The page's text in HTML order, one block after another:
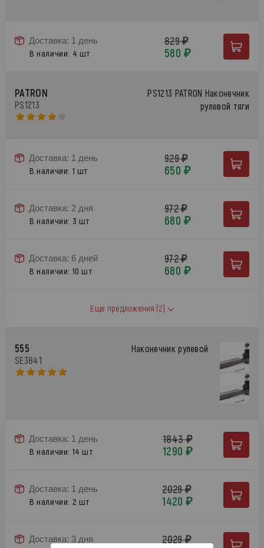
Доставка: 1 день
В наличии: 4 шт
829 ₽
580 ₽
PATRON
PS1213
PS1213 PATRON Наконечник
рулевой тяги
Доставка: 1 день
В наличии: 1 шт
929 ₽
650 ₽
Доставка: 2 дня
В наличии: 3 шт
972 ₽
680 ₽
Доставка: 6 дней
В наличии: 10 шт
972 ₽
680 ₽
Еще предложения (2)
555
SE3841
Наконечник рулевой
Доставка: 1 день
В наличии: 14 шт
1843 ₽
1290 ₽
Доставка: 1 день
В наличии: 2 шт
2029 ₽
1420 ₽
Доставка: 3 дня 2029 ₽